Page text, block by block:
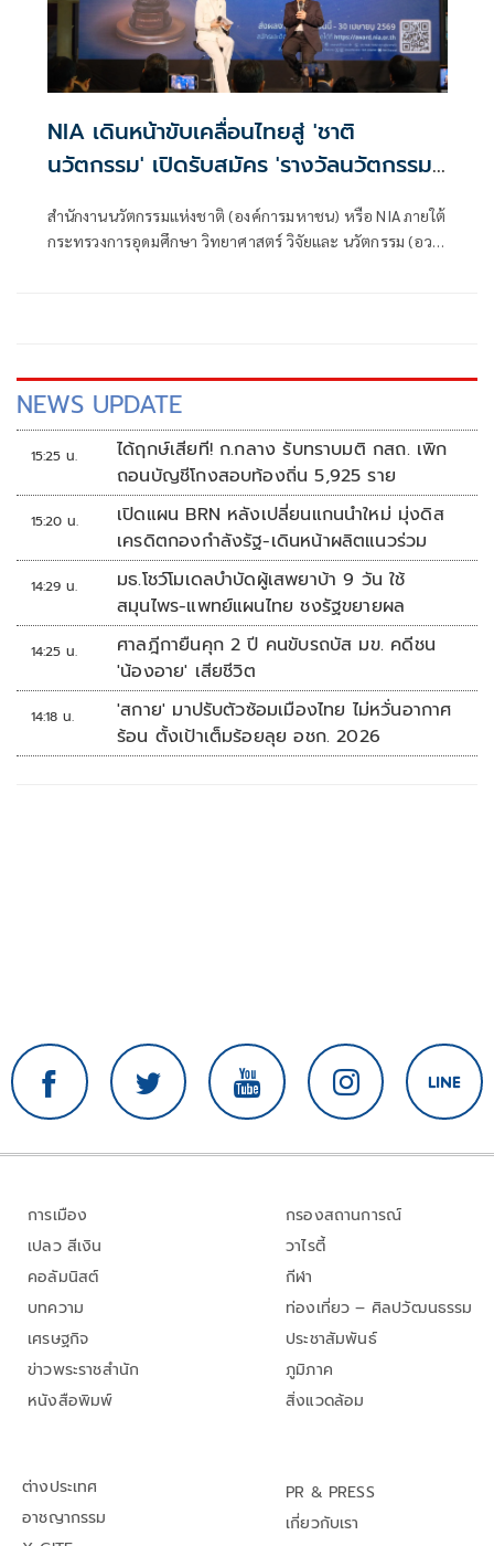
NIA เดินหน้าขับเคลื่อนไทยสู่ 'ชาติ
นวัตกรรม' เปิดรับสมัคร 'รางวัลนวัตกรรม
ต่อพระอัจฉริยภาพ 'พระบิดาแห่งนวัตกรรม
สำนักงานนวัตกรรมแห่งชาติ (องค์การมหาชน) หรือ NIA ภายใต้
กระทรวงการอุดมศึกษา วิทยาศาสตร์ วิจัยและ นวัตกรรม (อว.)
NEWS UPDATE
15:25 น.
ได้ฤกษ์เสียที! ก.กลาง รับทราบมติ กสถ. เพิก
ถอนบัญชีโกงสอบท้องถิ่น 5,925 ราย
15:20 น.
เปิดแผน BRN หลังเปลี่ยนแกนนำใหม่ มุ่งดิส
เครดิตกองกำลังรัฐ-เดินหน้าผลิตแนวร่วม
14:29 น.
มธ.โชว์โมเดลบำบัดผู้เสพยาบ้า 9 วัน ใช้
สมุนไพร-แพทย์แผนไทย ชงรัฐขยายผล
14:25 น.
ศาลฎีกายืนคุก 2 ปี คนขับรถบัส มข. คดีชน
'น้องอาย' เสียชีวิต
14:18 น.
'สกาย' มาปรับตัวซ้อมเมืองไทย ไม่หวั่นอากาศ
ร้อน ตั้งเป้าเต็มร้อยลุย อชก. 2026
การเมือง
เปลว สีเงิน
คอลัมนิสต์
บทความ
เศรษฐกิจ
ข่าวพระราชสำนัก
หนังสือพิมพ์
กรองสถานการณ์
วาไรตี้
กีฬา
ท่องเที่ยว – ศิลปวัฒนธรรม
ประชาสัมพันธ์
ภูมิภาค
สิ่งแวดล้อม
ต่างประเทศ
อาชญากรรม
PR & PRESS
เกี่ยวกับเรา